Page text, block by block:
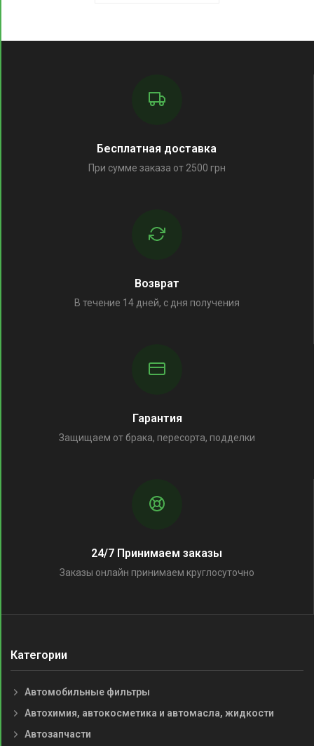
Бесплатная доставка
При сумме заказа от 2500 грн
Возврат
В течение 14 дней, с дня получения
Гарантия
Защищаем от брака, пересорта, подделки
24/7 Принимаем заказы
Заказы онлайн принимаем круглосуточно
Категории
Автомобильные фильтры
Автохимия, автокосметика и автомасла, жидкости
Автозапчасти